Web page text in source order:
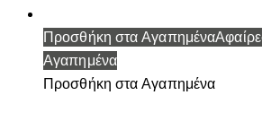
προϊόν
πολλαπλές
Προσθήκη στα Αγαπημένα
Αγαπημένα
Προσθήκη στα Αγαπημένα